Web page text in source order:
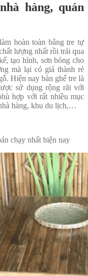
hàng, quán
hoàn toàn bằng tre tự
lượng nhất rồi trải qua
tạo hình, sơn bóng cho
mà lại có giá thành rẻ
Hiện nay bàn ghế tre là
sử dụng rộng rãi với
hợp với rất nhiều mục
hàng, khu du lịch,…
chạy nhất hiện nay